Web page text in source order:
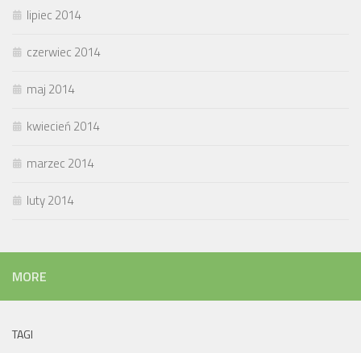
lipiec 2014
czerwiec 2014
maj 2014
kwiecień 2014
marzec 2014
luty 2014
MORE
TAGI